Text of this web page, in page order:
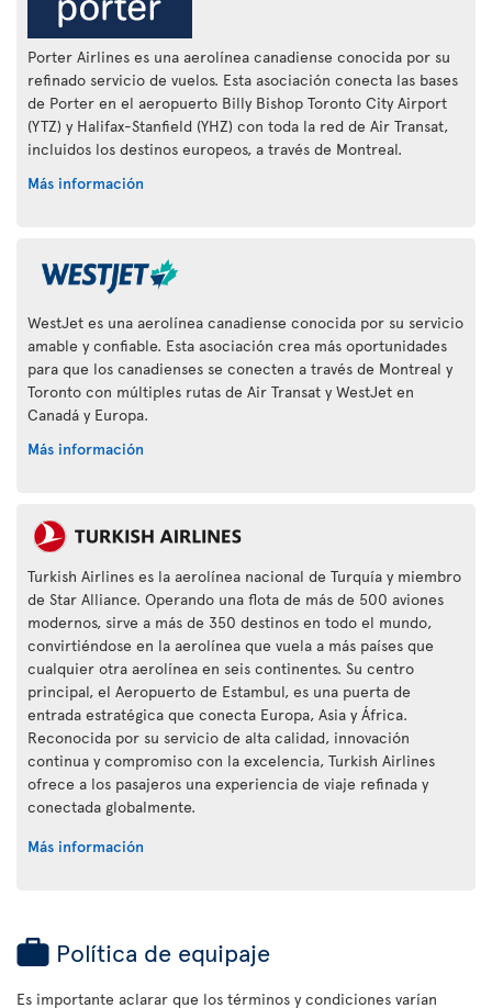
Porter Airlines es una aerolínea canadiense conocida por su
refinado servicio de vuelos. Esta asociación conecta las bases
de Porter en el aeropuerto Billy Bishop Toronto City Airport
(YTZ) y Halifax-Stanfield (YHZ) con toda la red de Air Transat,
incluidos los destinos europeos, a través de Montreal.
Más información
WestJet es una aerolínea canadiense conocida por su servicio
amable y confiable. Esta asociación crea más oportunidades
para que los canadienses se conecten a través de Montreal y
Toronto con múltiples rutas de Air Transat y WestJet en
Canadá y Europa.
Más información
Turkish Airlines es la aerolínea nacional de Turquía y miembro
de Star Alliance. Operando una flota de más de 500 aviones
modernos, sirve a más de 350 destinos en todo el mundo,
convirtiéndose en la aerolínea que vuela a más países que
cualquier otra aerolínea en seis continentes. Su centro
principal, el Aeropuerto de Estambul, es una puerta de
entrada estratégica que conecta Europa, Asia y África.
Reconocida por su servicio de alta calidad, innovación
continua y compromiso con la excelencia, Turkish Airlines
ofrece a los pasajeros una experiencia de viaje refinada y
conectada globalmente.
Más información
Política de equipaje
Es importante aclarar que los términos y condiciones varían